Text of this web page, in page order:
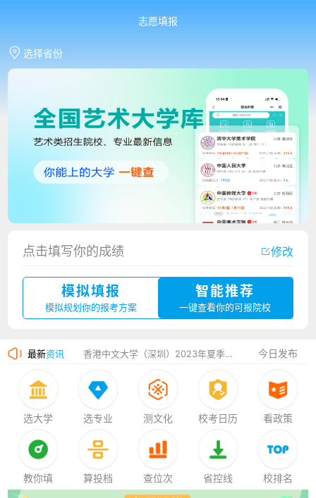
志愿填报
选择省份
点击填写你的成绩 修改
模拟填报
模拟规划你的报考方案
智能推荐
一键查看你的可报院校
最新资讯
广州华立科技职业学院2023年夏季高考招生简章
香港中文大学（深圳）2023年夏季高考招生简章
厦门大学嘉庚学院2023年艺术类招生简章
今日发布
选大学 选专业 测文化 校考日历 看政策
教你填 算投档 查位次 省控线 校排名